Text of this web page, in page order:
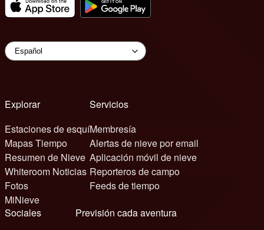
Explorar
Estaciones de esquí
Mapas Tiempo
Resumen de Nieve
Whiteroom Noticias
Fotos
MiNieve
Servicios
Membresía
Alertas de nieve por email
Aplicación móvil de nieve
Reporteros de campo
Feeds de tiempo
Sociales
Previsión cada aventura